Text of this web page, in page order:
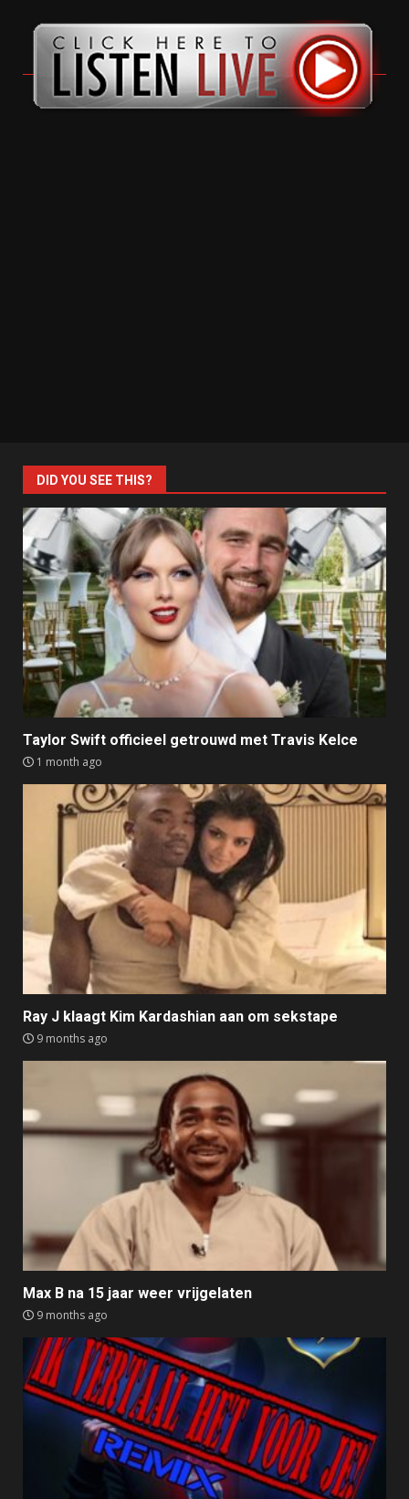
DID YOU SEE THIS?
Taylor Swift officieel getrouwd met Travis Kelce
1 month ago
Ray J klaagt Kim Kardashian aan om sekstape
9 months ago
Max B na 15 jaar weer vrijgelaten
9 months ago